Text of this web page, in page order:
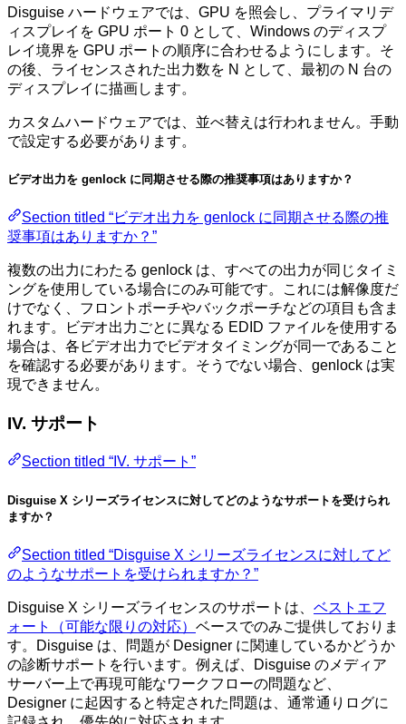
Disguise ハードウェアでは、GPU を照会し、プライマリデ
ィスプレイを GPU ポート 0 として、Windows のディスプ
レイ境界を GPU ポートの順序に合わせるようにします。そ
の後、ライセンスされた出力数を N として、最初の N 台の
ディスプレイに描画します。
カスタムハードウェアでは、並べ替えは行われません。手動
で設定する必要があります。
ビデオ出力を genlock に同期させる際の推奨事項はありますか？
Section titled “ビデオ出力を genlock に同期させる際の推
奨事項はありますか？”
複数の出力にわたる genlock は、すべての出力が同じタイミ
ングを使用している場合にのみ可能です。これには解像度だ
けでなく、フロントポーチやバックポーチなどの項目も含ま
れます。ビデオ出力ごとに異なる EDID ファイルを使用する
場合は、各ビデオ出力でビデオタイミングが同一であること
を確認する必要があります。そうでない場合、genlock は実
現できません。
IV. サポート
Section titled “IV. サポート”
Disguise X シリーズライセンスに対してどのようなサポートを受けられ
ますか？
Section titled “Disguise X シリーズライセンスに対してど
のようなサポートを受けられますか？”
Disguise X シリーズライセンスのサポートは、 ベストエフ
ォート（可能な限りの対応） ベースでのみご提供しておりま
す。Disguise は、問題が Designer に関連しているかどうか
の診断サポートを行います。例えば、Disguise のメディア
サーバー上で再現可能なワークフローの問題など、
Designer に起因すると特定された問題は、通常通りログに